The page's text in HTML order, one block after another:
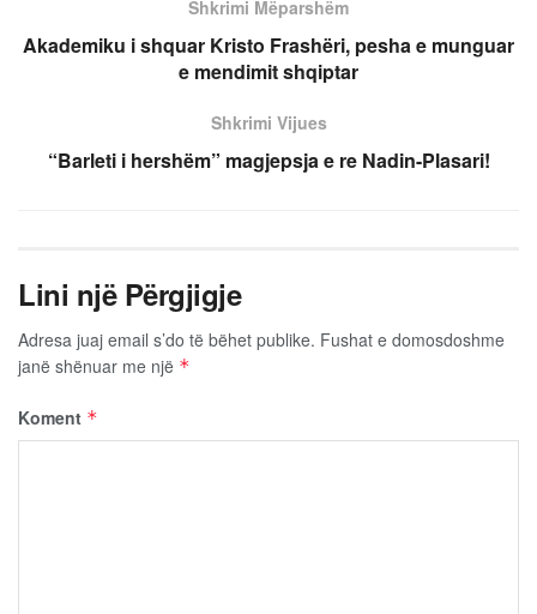
Shkrimi Mëparshëm
Akademiku i shquar Kristo Frashëri, pesha e munguar
e mendimit shqiptar
Shkrimi Vijues
“Barleti i hershëm” magjepsja e re Nadin-Plasari!
Lini një Përgjigje
Adresa juaj email s’do të bëhet publike. Fushat e domosdoshme
janë shënuar me një *
Koment *